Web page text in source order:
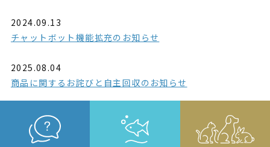
2024.09.13
チャットボット機能拡充のお知らせ
2025.08.04
商品に関するお詫びと自主回収のお知らせ